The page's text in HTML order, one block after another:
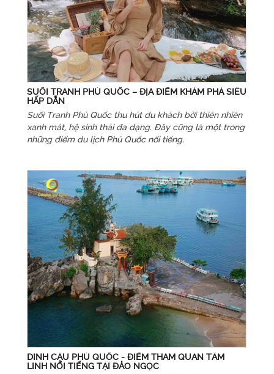
SUỐI TRANH PHÚ QUỐC – ĐỊA ĐIỂM KHÁM PHÁ SIÊU
HẤP DẪN
Suối Tranh Phú Quốc thu hút du khách bởi thiên nhiên
xanh mát, hệ sinh thái đa dạng. Đây cũng là một trong
những điểm du lịch Phú Quốc nổi tiếng.
DINH CẬU PHÚ QUỐC - ĐIỂM THAM QUAN TÂM
LINH NỔI TIẾNG TẠI ĐẢO NGỌC